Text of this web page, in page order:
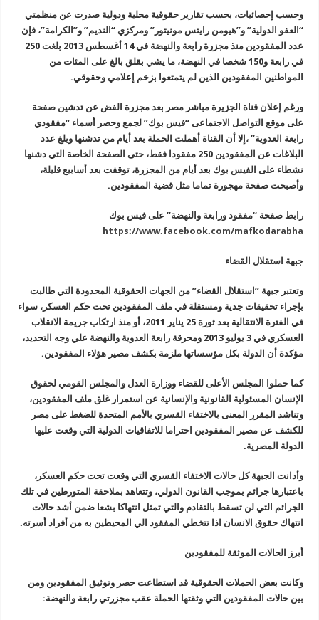
وحسب إحصائيات، بحسب تقارير حقوقية محلية ودولية صدرت عن منظمتي
“العفو الدولية” و”هيومن رايتس مونيتور” ومركزي“النديم” و”الكرامة”، فإن
عدد المفقودين منذ مجزرة رابعة والنهضة في 14 أغسطس
2013
بلغت 250
في رابعة و150 شخصا في النهضة، ما يشي بقلق بالغ على المئات من
المواطنين المفقودين الذين لم يتمتعوا بزخم إعلامي وحقوقي.
ورغم إعلان قناة الجزيرة مباشر مصر بعد مجزرة الفض عن تدشين صفحة
على موقع التواصل الاجتماعى “فيس بوك” لجمع وحصر أسماء “مفقودي
رابعة العدوية” ،إلا أن القناة أهملت الحملة بعد أيام من تدشنها وبلغ عدد
البلاغات عن المفقودين 250 مفقودا فقط، حتى الصفحة الخاصة التي دشنها
نشطاء على الفيس بوك بعد أيام من المجزرة، توقفت بعد أسابيع قليلة،
وأصبحت صفحة مهجورة تماما مثل قضية المفقودين.
رابط صفحة“مفقود ورابعة والنهضة” على فيس بوك
https://www.facebook.com/mafkodarabha
جبهة استقلال القضاء
وتعتبر جبهة “استقلال القضاء” من الجهات الحقوقية المحدودة التي طالبت
بإجراء تحقيقات جدية ومستقلة في ملف المفقودين تحت حكم العسكر، سواء
في الفترة الانتقالية بعد ثورة 25 يناير
2011، أو منذ ارتكاب جريمة الانقلاب
العسكري في 3 يوليو 2013 ومحرقة رابعة العدوية والنهضة علي وجه التحديد،
مؤكدة أن الدولة بكل مؤسساتها ملزمة بكشف مصير هؤلاء المفقودين.
كما حملوا المجلس الأعلى للقضاء ووزارة العدل والمجلس القومي لحقوق
الإنسان المسئولية القانونية والإنسانية عن استمرار غلق ملف المفقودين،
وتناشد المقرر المعنى بالاختفاء القسري بالأمم المتحدة للضغط على مصر
للكشف عن مصير المفقودين احتراما للاتفاقيات الدولية التي وقعت عليها
الدولة المصرية.
وأدانت الجبهة كل حالات الاختفاء القسري التي وقعت تحت حكم العسكر،
باعتبارها جرائم بموجب القانون الدولي، وتتعاهد بملاحقة المتورطين في تلك
الجرائم التي لن تسقط بالتقادم والتي تمثل انتهاكا بشعا ضمن أشد حالات
انتهاك حقوق الانسان اذا تتخطي المفقود الي المحيطين به من أفراد أسرته.
أبرز الحالات الموثقة للمفقودين
وكانت بعض الحملات الحقوقية قد استطاعت حصر وتوثيق المفقودين ومن
بين حالات المفقودين التي وثقتها الحملة عقب مجزرتي رابعة والنهضة: